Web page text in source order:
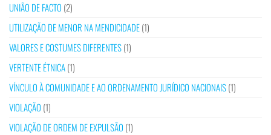
UNIÃO DE FACTO (2)
UTILIZAÇÃO DE MENOR NA MENDICIDADE(1)
VALORES E COSTUMES DIFERENTES(1)
VERTENTE ÉTNICA(1)
VÍNCULO À COMUNIDADE E AO ORDENAMENTO JURÍDICO NACIONAIS(1)
VIOLAÇÃO (1)
VIOLAÇÃO DE ORDEM DE EXPULSÃO (1)